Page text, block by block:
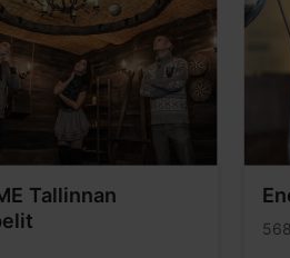
Tallinnan